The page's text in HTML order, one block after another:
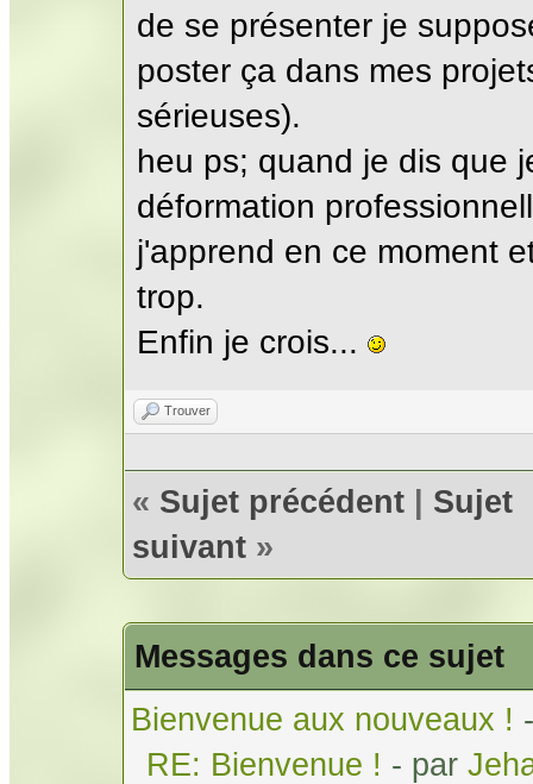
de se présenter je
poster ça dans mes
sérieuses).
heu ps; quand je dis que
déformation
j'apprend en ce moment
trop.
Enfin je crois...
Trouver
« Sujet précédent | Sujet
suivant »
Messages dans ce sujet
Bienvenue aux nouveaux !
RE: Bienvenue ! - par